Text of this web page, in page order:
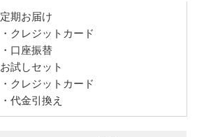
定期お届け
・クレジットカード
・口座振替
お試しセット
・クレジットカード
・代金引換え